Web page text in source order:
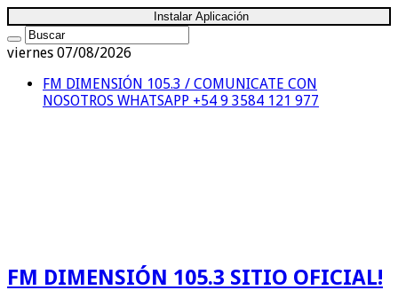
Instalar Aplicación
viernes 07/08/2026
FM DIMENSIÓN 105.3 / COMUNICATE CON
NOSOTROS WHATSAPP +54 9 3584 121 977
FM DIMENSIÓN 105.3 SITIO OFICIAL!